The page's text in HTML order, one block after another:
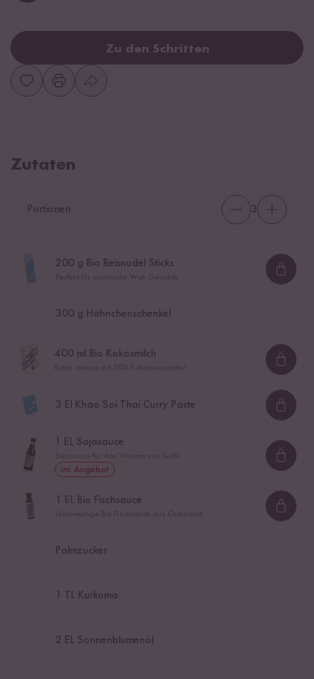
Zu den Schritten
Zutaten
Portionen 3
200 g Bio Reisnudel Sticks
300 g Hähnchenschenkel
400 ml Bio Kokosmilch
3 El Khao Soi Thai Curry Paste
1 EL Sojasauce
im Angebot
1 EL Bio Fischsauce
Palmzucker
TL Kurkuma
2 EL Sonnenblumenöl